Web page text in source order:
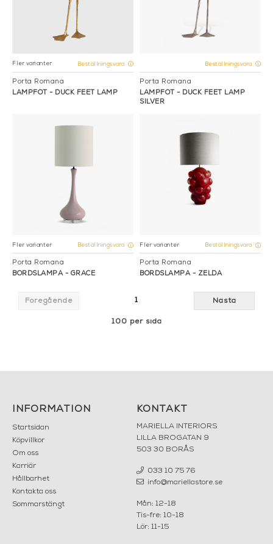
Fler varianter Beställningsvara
Porta Romana
LAMPFOT - DUCK FEET LAMP
Beställningsvara
Porta Romana
LAMPFOT - DUCK FEET LAMP
SILVER
Fler varianter Beställningsvara
Porta Romana
BORDSLAMPA - GRACE
Fler varianter Beställningsvara
Porta Romana
BORDSLAMPA - ZELDA
Föregående 1 Nästa
100 per sida
INFORMATION
Startsidan
Köpvillkor
Om oss
Karriär
Hållbarhet
Kontakta oss
Sommarstängt
KONTAKT
MARIELLA INTERIORS
LILLA BROGATAN 9
503 30 BORÅS
033 10 75 76
info@mariellastore.se
Mån: 12-18
Tis-fre: 10-18
Lör: 11-15